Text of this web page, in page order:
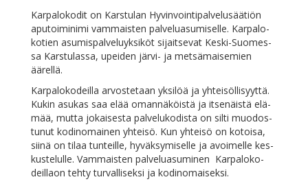
Kar­pa­lo­ko­dit on Kars­tu­lan Hy­vin­voin­ti­pal­ve­lusää­tiön
apu­toi­mi­ni­mi vam­mais­ten pal­ve­lua­su­mi­sel­le. Kar­pa­lo­
ko­tien asu­mis­pal­ve­lu­yk­si­köt si­jait­se­vat Kes­ki-Suo­mes­
sa Kars­tu­las­sa, upei­den jär­vi- ja met­sä­mai­se­mien
äärellä.
Kar­pa­lo­ko­deil­la ar­vos­te­taan yk­si­löä ja yh­tei­söl­li­syyt­tä.
Ku­kin asu­kas saa elää oman­nä­köis­tä ja it­se­näis­tä elä­
mää, mut­ta jo­kai­ses­ta pal­ve­lu­ko­dis­ta on sil­ti muo­dos­
tu­nut ko­din­omai­nen yh­tei­sö. Kun yh­tei­sö on ko­toi­sa,
sii­nä on ti­laa tun­teil­le, hy­väk­sy­mi­sel­le ja avoi­mel­le kes­
kus­te­lul­le. Vam­mais­ten pal­ve­lua­su­mi­nen Kar­pa­lo­ko­
deil­laon teh­ty tur­val­li­sek­si ja kodinomaiseksi.